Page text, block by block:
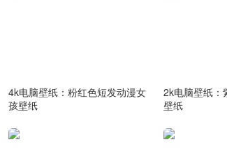
4k电脑壁纸：粉红色短发动漫女
孩壁纸
2k电脑壁纸：
壁纸